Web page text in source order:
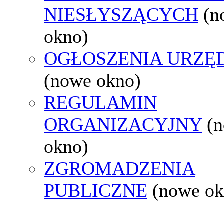
NIESŁYSZĄCYCH
okno)
OGŁOSZENIA
(nowe okno)
REGULAMIN
ORGANIZACYJNY
okno)
ZGROMADZENIA
PUBLICZNE (nowe